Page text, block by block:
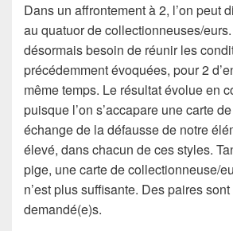
Dans un affrontement à 2, l’on peut
au quatuor de collectionneuses/
désormais besoin de réunir les
précédemment évoquées, pour 2
même temps. Le résultat évolue en
puisque l’on s’accapare une carte
échange de la défausse de notre
élevé, dans chacun de ces styles.
pige, une carte de collectionneuse/
n’est plus suffisante. Des paires
demandé(e)s.